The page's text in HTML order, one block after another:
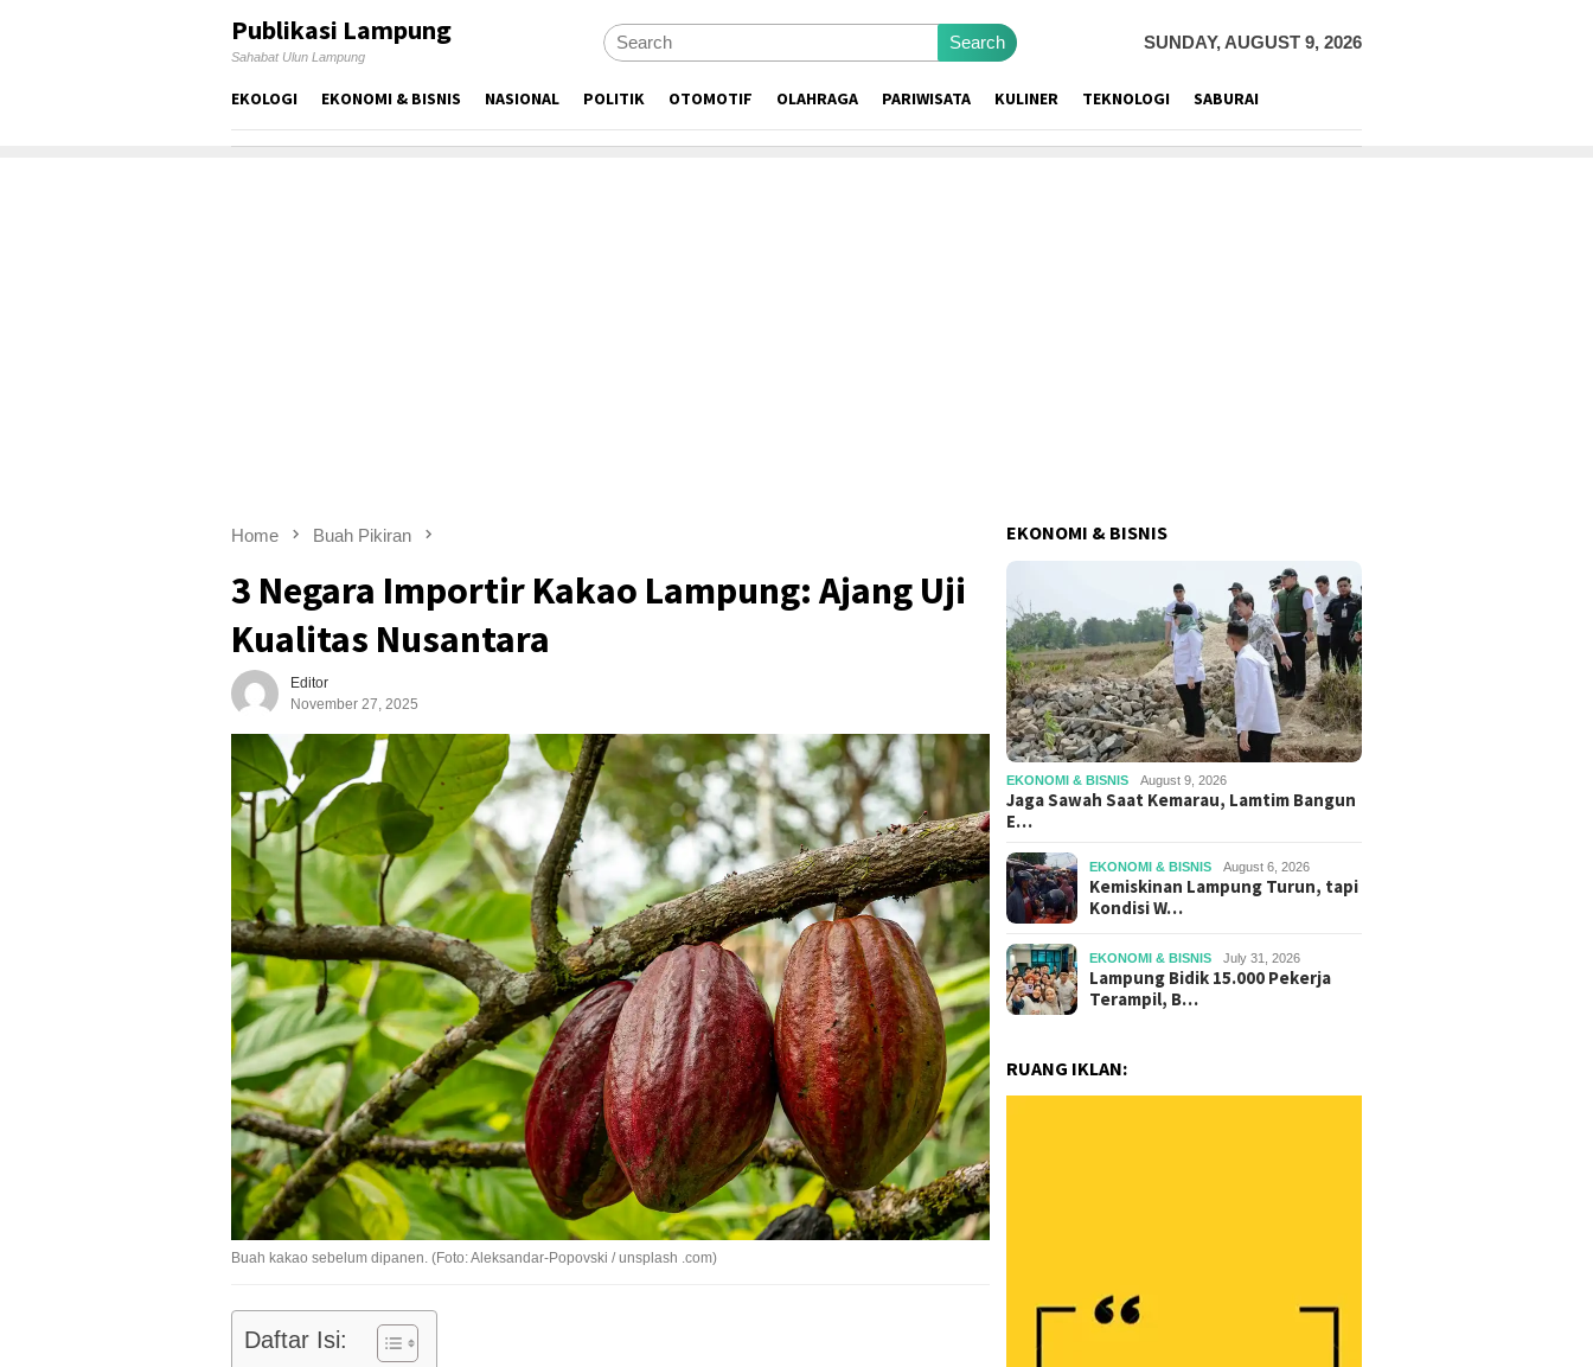
Publikasi Lampung
Sahabat Ulun Lampung
Search SUNDAY, AUGUST 9, 2026
EKOLOGI EKONOMI & BISNIS NASIONAL POLITIK OTOMOTIF OLAHRAGA PARIWISATA KULINER TEKNOLOGI SABURAI
Home Buah Pikiran
3 Negara Importir Kakao Lampung: Ajang Uji
Kualitas Nusantara
Editor
November 27, 2025
Buah kakao sebelum dipanen. (Foto: Aleksandar-Popovski / unsplash .com)
Daftar Isi:
EKONOMI & BISNIS
EKONOMI & BISNIS August 9, 2026
Jaga Sawah Saat Kemarau, Lamtim Bangun
E…
EKONOMI & BISNIS August 6, 2026
Kemiskinan Lampung Turun, tapi
Kondisi W…
EKONOMI & BISNIS July 31, 2026
Lampung Bidik 15.000 Pekerja
Terampil, B…
RUANG IKLAN: